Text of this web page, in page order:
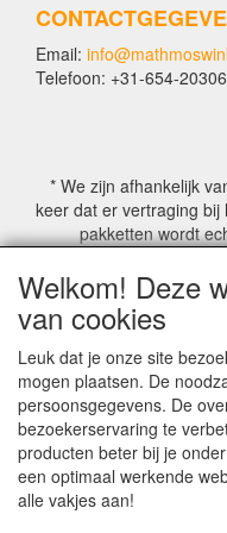
Email:
Telefoon: +31-654-
* We zijn afhankelijk
keer dat er vertraging
pakketten wordt
©
Site Name,
Copyrighted property
another website, or
our
For more
Welkom! Deze
van cookies
Leuk dat je onze site
mogen plaatsen. De
persoonsgegevens. De
bezoekerservaring te
producten beter bij je
een optimaal werkende
alle vakjes aan!